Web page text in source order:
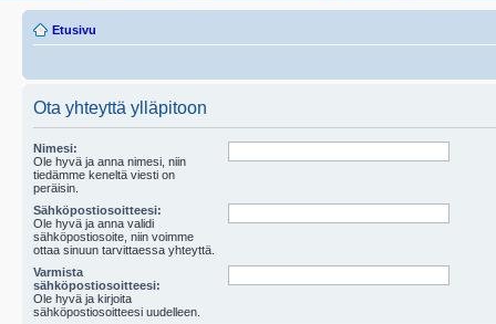
Etusivu
Ota yhteyttä ylläpitoon
Nimesi:
Ole hyvä ja anna nimesi, niin
tiedämme keneltä viesti on
peräisin.
Sähköpostiosoitteesi:
Ole hyvä ja anna validi
sähköpostiosoite, niin voimme
ottaa sinuun tarvittaessa yhteyttä.
Varmista
sähköpostiosoitteesi:
Ole hyvä ja kirjoita
sähköpostiosoitteesi uudelleen.